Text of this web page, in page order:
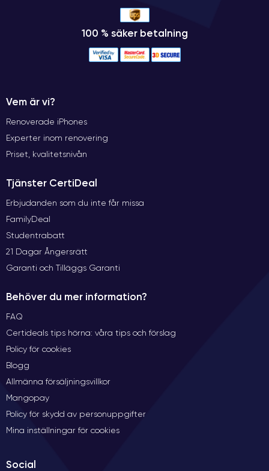
100 % säker betalning
Vem är vi?
Renoverade iPhones
Experter inom renovering
Priset, kvalitetsnivån
Tjänster CertiDeal
Erbjudanden som du inte får missa
FamilyDeal
Studentrabatt
21 Dagar Ångersrätt
Garanti och Tilläggs Garanti
Behöver du mer information?
FAQ
Certideals tips hörna: våra tips och förslag
Policy för cookies
Blogg
Allmänna försäljningsvillkor
Mangopay
Policy för skydd av personuppgifter
Mina inställningar för cookies
Social